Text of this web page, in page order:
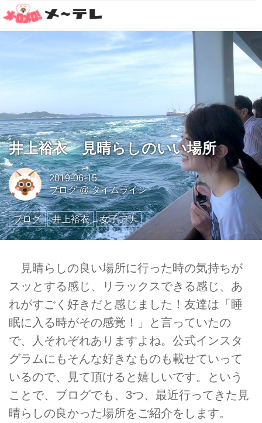
井上裕衣 見晴らしのいい場所
2019-06-15
ブログ@タイムライン
ブログ 井上裕衣 女子アナ
見晴らしの良い場所に行った時の気持ちが
スッとする感じ、リラックスできる感じ、あ
れがすごく好きだと感じました！友達は「睡
眠に入る時がその感覚！」と言っていたの
で、人それぞれありますよね。公式インスタ
グラムにもそんな好きなものも載せていって
いるので、見て頂けると嬉しいです。という
ことで、ブログでも、3つ、最近行ってきた見
晴らしの良かった場所をご紹介をします。